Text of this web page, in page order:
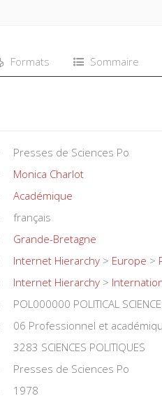
Formats Sommaire
Presses de Sciences Po
Monica Charlot
Académique
français
Grande-Bretagne
Internet Hierarchy > Europe >
Internet Hierarchy >
POL000000 POLITICAL SCIENCE
06 Professionnel et
3283 SCIENCES POLITIQUES
Presses de Sciences Po
1978